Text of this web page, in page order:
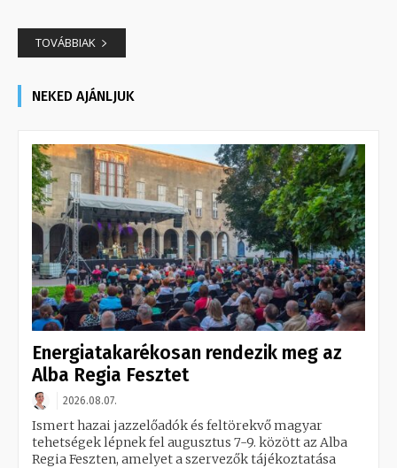
TOVÁBBIAK
NEKED AJÁNLJUK
Energiatakarékosan rendezik meg az
Alba Regia Fesztet
2026.08.07.
Ismert hazai jazzelőadók és feltörekvő magyar
tehetségek lépnek fel augusztus 7-9. között az Alba
Regia Feszten, amelyet a szervezők tájékoztatása